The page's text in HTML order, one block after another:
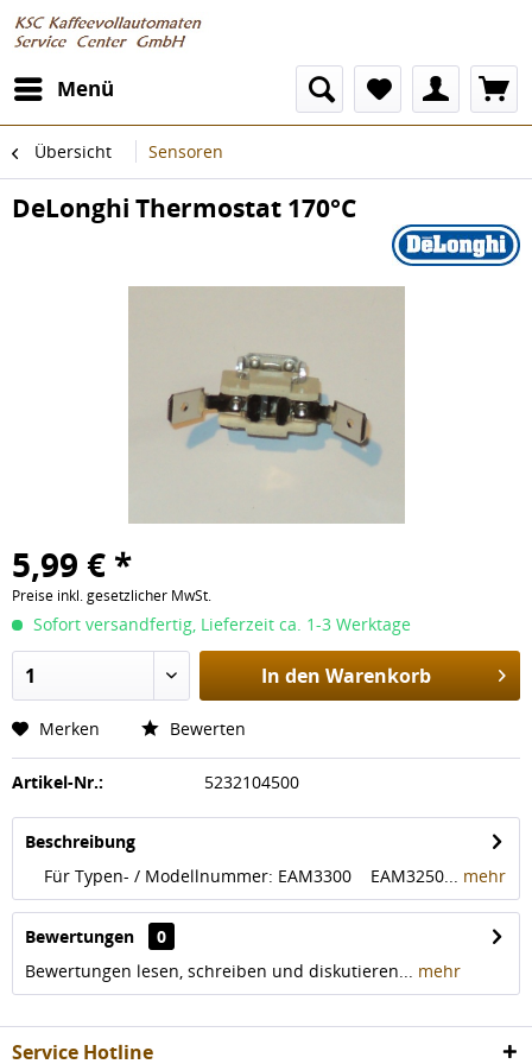
Menü
Übersicht Sensoren
DeLonghi Thermostat 170°C
5,99 € *
Preise inkl. gesetzlicher MwSt.
Sofort versandfertig, Lieferzeit ca. 1-3 Werktage
In den Warenkorb
Merken Bewerten
Artikel-Nr.: 5232104500
Beschreibung
Für Typen- / Modellnummer: EAM3300 EAM3250... mehr
Bewertungen
0
Bewertungen lesen, schreiben und diskutieren... mehr
Service Hotline